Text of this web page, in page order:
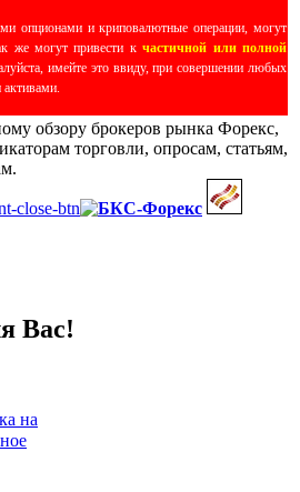
опционами и криповалютные операции, могут
же могут привести кчастичной или полной
имейте это ввиду, при совершении любых
обзору брокеров рынка Форекс,
торговли, опросам, статьям,
Вас!